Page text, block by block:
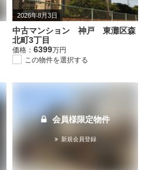
2026年8月3日
中古マンション 神戸 東灘区森
北町3丁目
価格： 6399万円
この物件を選択する
会員様限定物件
新規会員登録